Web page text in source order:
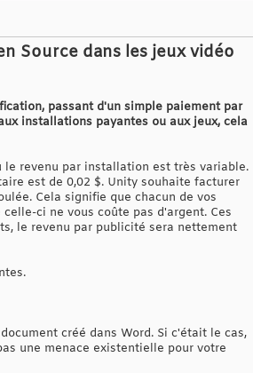
Source dans les jeux vidéo
passant d'un simple paiement par
installations payantes ou aux jeux, cela
le revenu par installation est très variable.
est de 0,02 $. Unity souhaite facturer
Cela signifie que chacun de vos
ci ne vous coûte pas d'argent. Ces
le revenu par publicité sera nettement
créé dans Word. Si c'était le cas,
une menace existentielle pour votre